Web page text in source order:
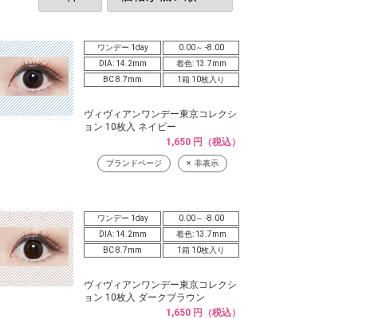
ワンデー 1day
0.00～ -8.00
DIA: 14.2mm
着色: 13.7mm
BC 8.7mm
1箱 10枚入り
ヴィヴィアンワンデー東京コレクシ
ョン 10枚入 ネイビー
1,650 円（税込）
ブランドページ 非表示
ワンデー 1day
0.00～ -8.00
DIA: 14.2mm
着色: 13.7mm
BC 8.7mm
1箱 10枚入り
ヴィヴィアンワンデー東京コレクシ
ョン 10枚入 ダークブラウン
1,650 円（税込）